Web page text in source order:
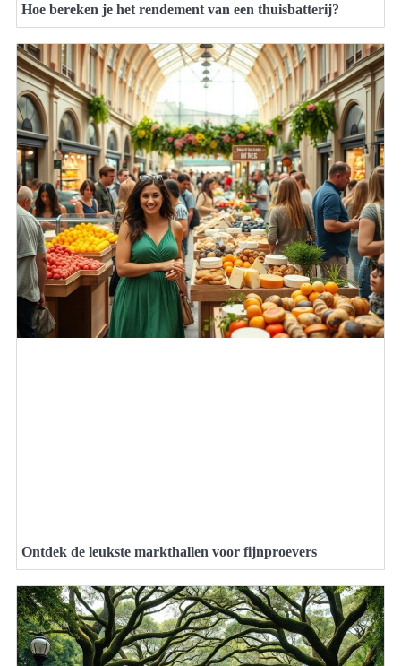
Hoe bereken je het rendement van een thuisbatterij?
Ontdek de leukste markthallen voor fijnproevers